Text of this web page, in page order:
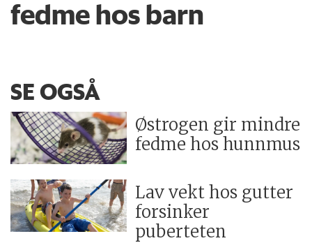
fedme hos barn
SE OGSÅ
Østrogen gir mindre
fedme hos hunnmus
Lav vekt hos gutter
forsinker
puberteten